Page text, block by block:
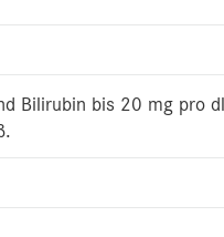
Bilirubin bis 20 mg pro